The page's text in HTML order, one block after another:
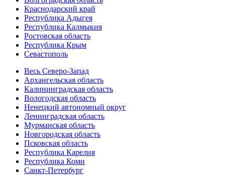
Краснодарский край
Республика Адыгея
Республика Калмыкия
Ростовская область
Республика Крым
Севастополь
Весь Северо-Запад
Архангельская область
Калининградская область
Вологодская область
Ненецкий автономный округ
Ленинградская область
Мурманская область
Новгородская область
Псковская область
Республика Карелия
Республика Коми
Санкт-Петербург